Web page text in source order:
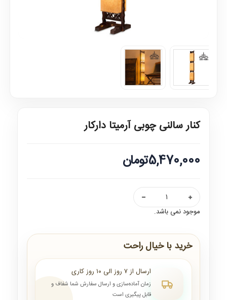
کنار سالنی چوبی آرمیتا دارکار
5,470,000تومان
موجود نمی باشد.
خرید با خیال راحت
ارسال از ۷ روز الی ۱۰ روز کاری
زمان آماده‌سازی و ارسال سفارش شما شفاف و
قابل پیگیری است